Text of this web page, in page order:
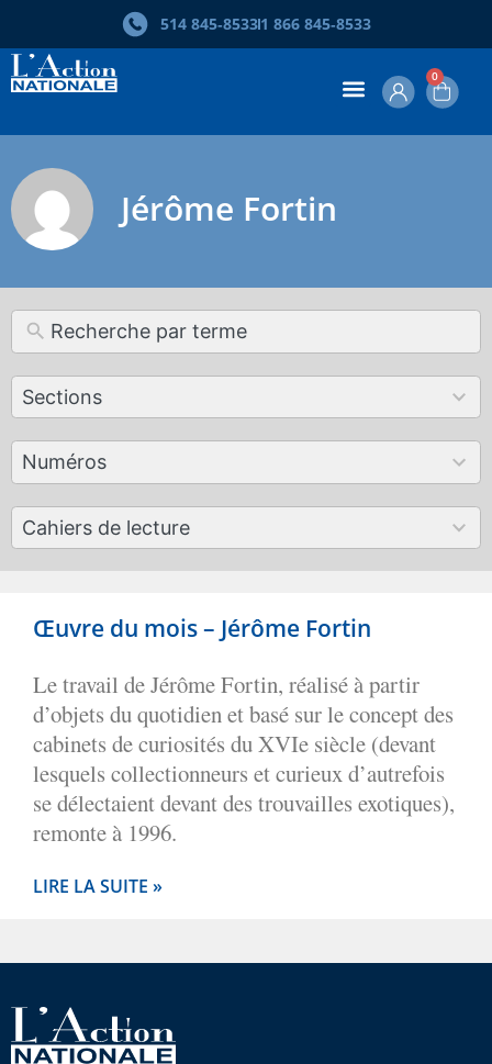
514 845‑85331 866 845‑8533
0
Jérôme Fortin
Sections
12
results
Numéros
179
results
Cahiers de lecture
50
results
Œuvre du mois – Jérôme Fortin
Le travail de Jérôme Fortin, réalisé à partir
d’objets du quotidien et basé sur le concept des
cabinets de curiosités du XVIe siècle (devant
lesquels collectionneurs et curieux d’autrefois
se délectaient devant des trouvailles exotiques),
remonte à 1996.
LIRE LA SUITE »